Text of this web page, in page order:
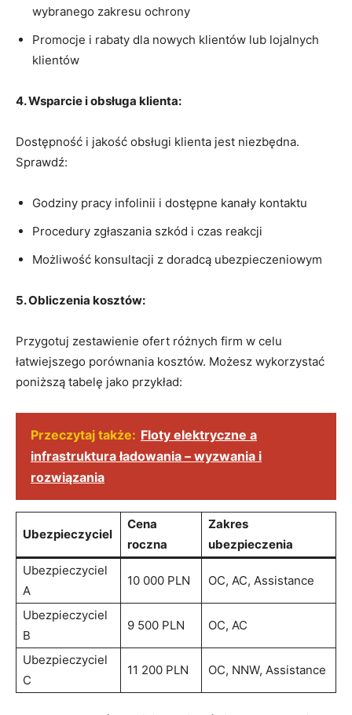
wybranego zakresu ochrony
Promocje i rabaty dla nowych klientów lub lojalnych
klientów
4. Wsparcie i obsługa klienta:
Dostępność i jakość obsługi klienta jest niezbędna.
Sprawdź:
Godziny pracy infolinii i dostępne kanały kontaktu
Procedury zgłaszania szkód i czas reakcji
Możliwość konsultacji z doradcą ubezpieczeniowym
5. Obliczenia kosztów:
Przygotuj zestawienie ofert różnych firm w celu
łatwiejszego porównania kosztów. Możesz wykorzystać
poniższą tabelę jako przykład:
Przeczytaj także: Floty elektryczne a
infrastruktura ładowania – wyzwania i
rozwiązania
Ubezpieczyciel
Cena
roczna
Zakres
ubezpieczenia
Ubezpieczyciel
A
10 000 PLN OC, AC, Assistance
Ubezpieczyciel
B
9 500 PLN OC, AC
Ubezpieczyciel
C
11 200 PLN OC, NNW, Assistance